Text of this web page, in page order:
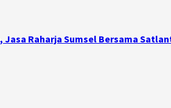
Raharja Sumsel Bersama